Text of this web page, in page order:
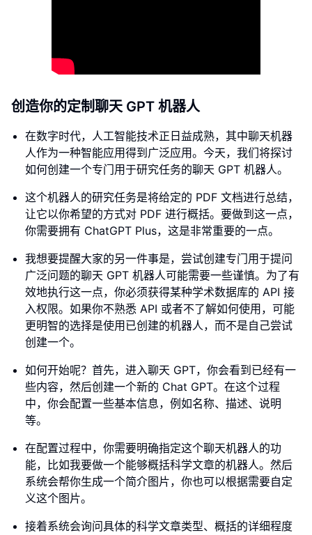
创造你的定制聊天 GPT 机器人
在数字时代，人工智能技术正日益成熟，其中聊天机器
人作为一种智能应用得到广泛应用。今天，我们将探讨
如何创建一个专门用于研究任务的聊天 GPT 机器人。
这个机器人的研究任务是将给定的 PDF 文档进行总结，
让它以你希望的方式对 PDF 进行概括。要做到这一点，
你需要拥有 ChatGPT Plus，这是非常重要的一点。
我想要提醒大家的另一件事是，尝试创建专门用于提问
广泛问题的聊天 GPT 机器人可能需要一些谨慎。为了有
效地执行这一点，你必须获得某种学术数据库的 API 接
入权限。如果你不熟悉 API 或者不了解如何使用，可能
更明智的选择是使用已创建的机器人，而不是自己尝试
创建一个。
如何开始呢？首先，进入聊天 GPT，你会看到已经有一
些内容，然后创建一个新的 Chat GPT。在这个过程
中，你会配置一些基本信息，例如名称、描述、说明
等。
在配置过程中，你需要明确指定这个聊天机器人的功
能，比如我要做一个能够概括科学文章的机器人。然后
系统会帮你生成一个简介图片，你也可以根据需要自定
义这个图片。
接着系统会询问具体的科学文章类型、概括的详细程度